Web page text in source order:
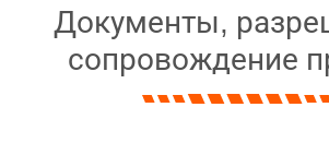
Документы,
сопровождение